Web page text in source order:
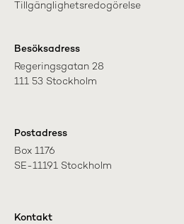
Tillgänglighetsredogörelse
Besöksadress
Regeringsgatan 28
111 53 Stockholm
Postadress
Box 1176
SE-11191 Stockholm
Kontakt